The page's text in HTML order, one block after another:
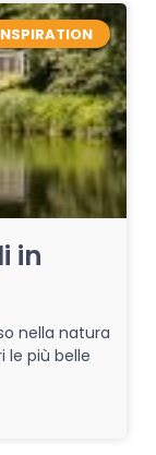
in
nella natura
le più belle